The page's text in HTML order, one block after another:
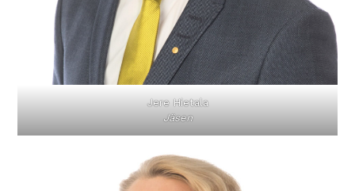
Jere Hietala
Jäsen